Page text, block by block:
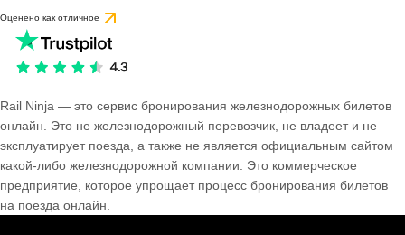
Оценено как отличное
Rail Ninja — это сервис бронирования железнодорожных билетов
онлайн. Это не железнодорожный перевозчик, не владеет и не
эксплуатирует поезда, а также не является официальным сайтом
какой-либо железнодорожной компании. Это коммерческое
предприятие, которое упрощает процесс бронирования билетов
на поезда онлайн.